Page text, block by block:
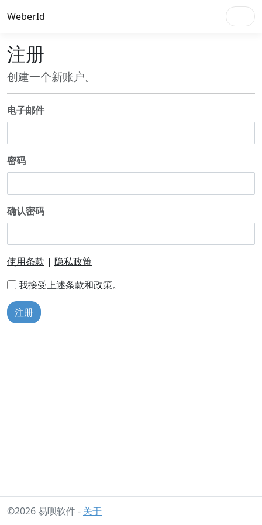
WeberId
注册
创建一个新账户。
电子邮件
密码
确认密码
使用条款 | 隐私政策
我接受上述条款和政策。
注册
©2026 易呗软件 - 关于